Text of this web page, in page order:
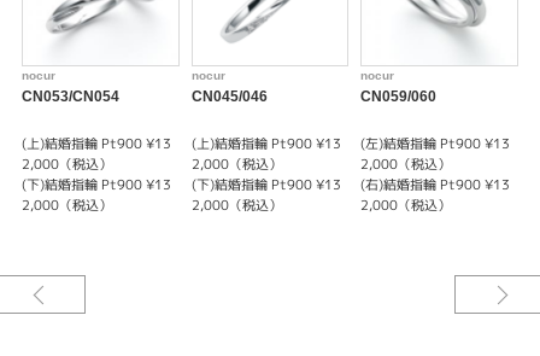
コンビネーション
テイスト
性別
レディース
紹介文
nocur
CN053/CN054
(上)結婚指輪 Pt900 ¥13
2,000（税込）
(下)結婚指輪 Pt900 ¥13
2,000（税込）
nocur
CN045/046
(上)結婚指輪 Pt900 ¥13
2,000（税込）
(下)結婚指輪 Pt900 ¥13
2,000（税込）
nocur
CN059/060
(左)結婚指輪 Pt900 ¥13
2,000（税込）
(右)結婚指輪 Pt900 ¥13
2,000（税込）